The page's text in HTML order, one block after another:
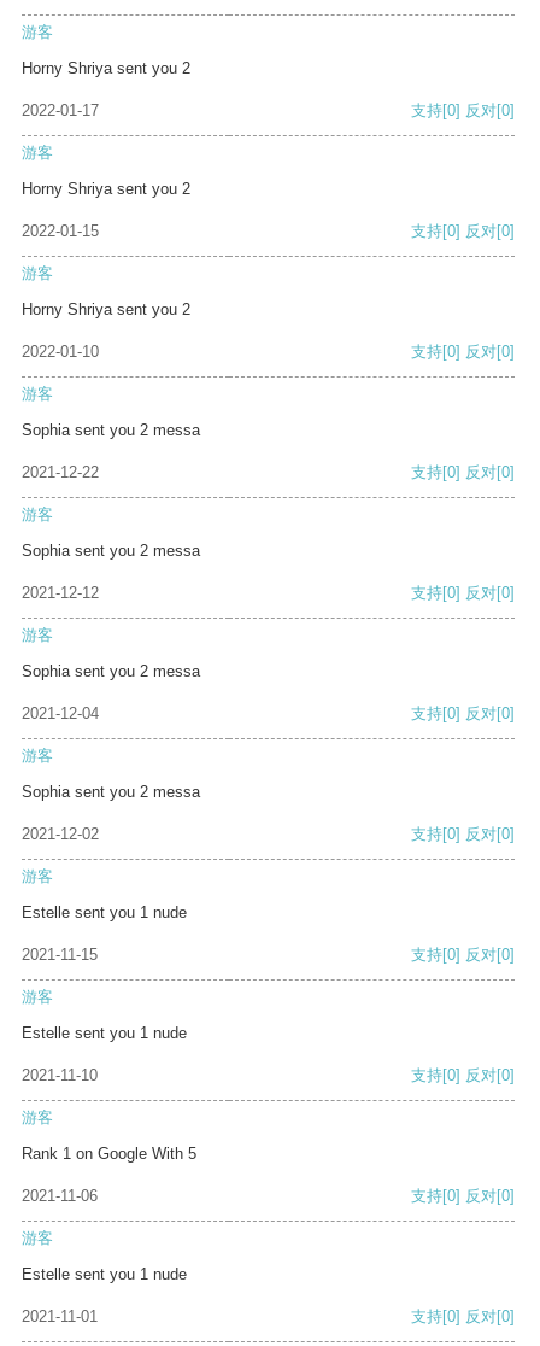
游客
Horny Shriya sent you 2
2022-01-17 支持[0] 反对[0]
游客
Horny Shriya sent you 2
2022-01-15 支持[0] 反对[0]
游客
Horny Shriya sent you 2
2022-01-10 支持[0] 反对[0]
游客
Sophia sent you 2 messa
2021-12-22 支持[0] 反对[0]
游客
Sophia sent you 2 messa
2021-12-12 支持[0] 反对[0]
游客
Sophia sent you 2 messa
2021-12-04 支持[0] 反对[0]
游客
Sophia sent you 2 messa
2021-12-02 支持[0] 反对[0]
游客
Estelle sent you 1 nude
2021-11-15 支持[0] 反对[0]
游客
Estelle sent you 1 nude
2021-11-10 支持[0] 反对[0]
游客
Rank 1 on Google With 5
2021-11-06 支持[0] 反对[0]
游客
Estelle sent you 1 nude
2021-11-01 支持[0] 反对[0]